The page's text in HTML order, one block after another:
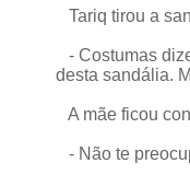
Tariq tirou a
- Costumas
desta sandália.
A mãe ficou
- Não te